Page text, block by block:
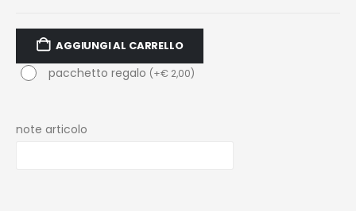
AGGIUNGI AL CARRELLO
pacchetto regalo (+€2,00)
note articolo